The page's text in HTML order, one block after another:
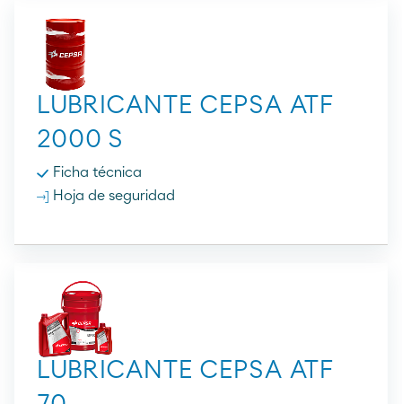
LUBRICANTE CEPSA ATF
2000 S
Ficha técnica
Hoja de seguridad
LUBRICANTE CEPSA ATF